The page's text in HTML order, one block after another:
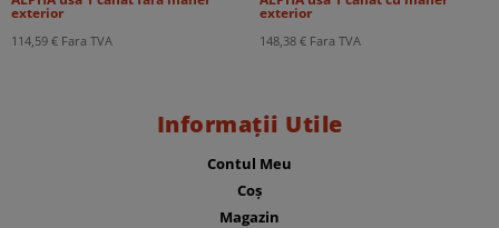
exterior
114,59 € Fara TVA
exterior
148,38 € Fara TVA
Informații Utile
Contul Meu
Coș
Magazin